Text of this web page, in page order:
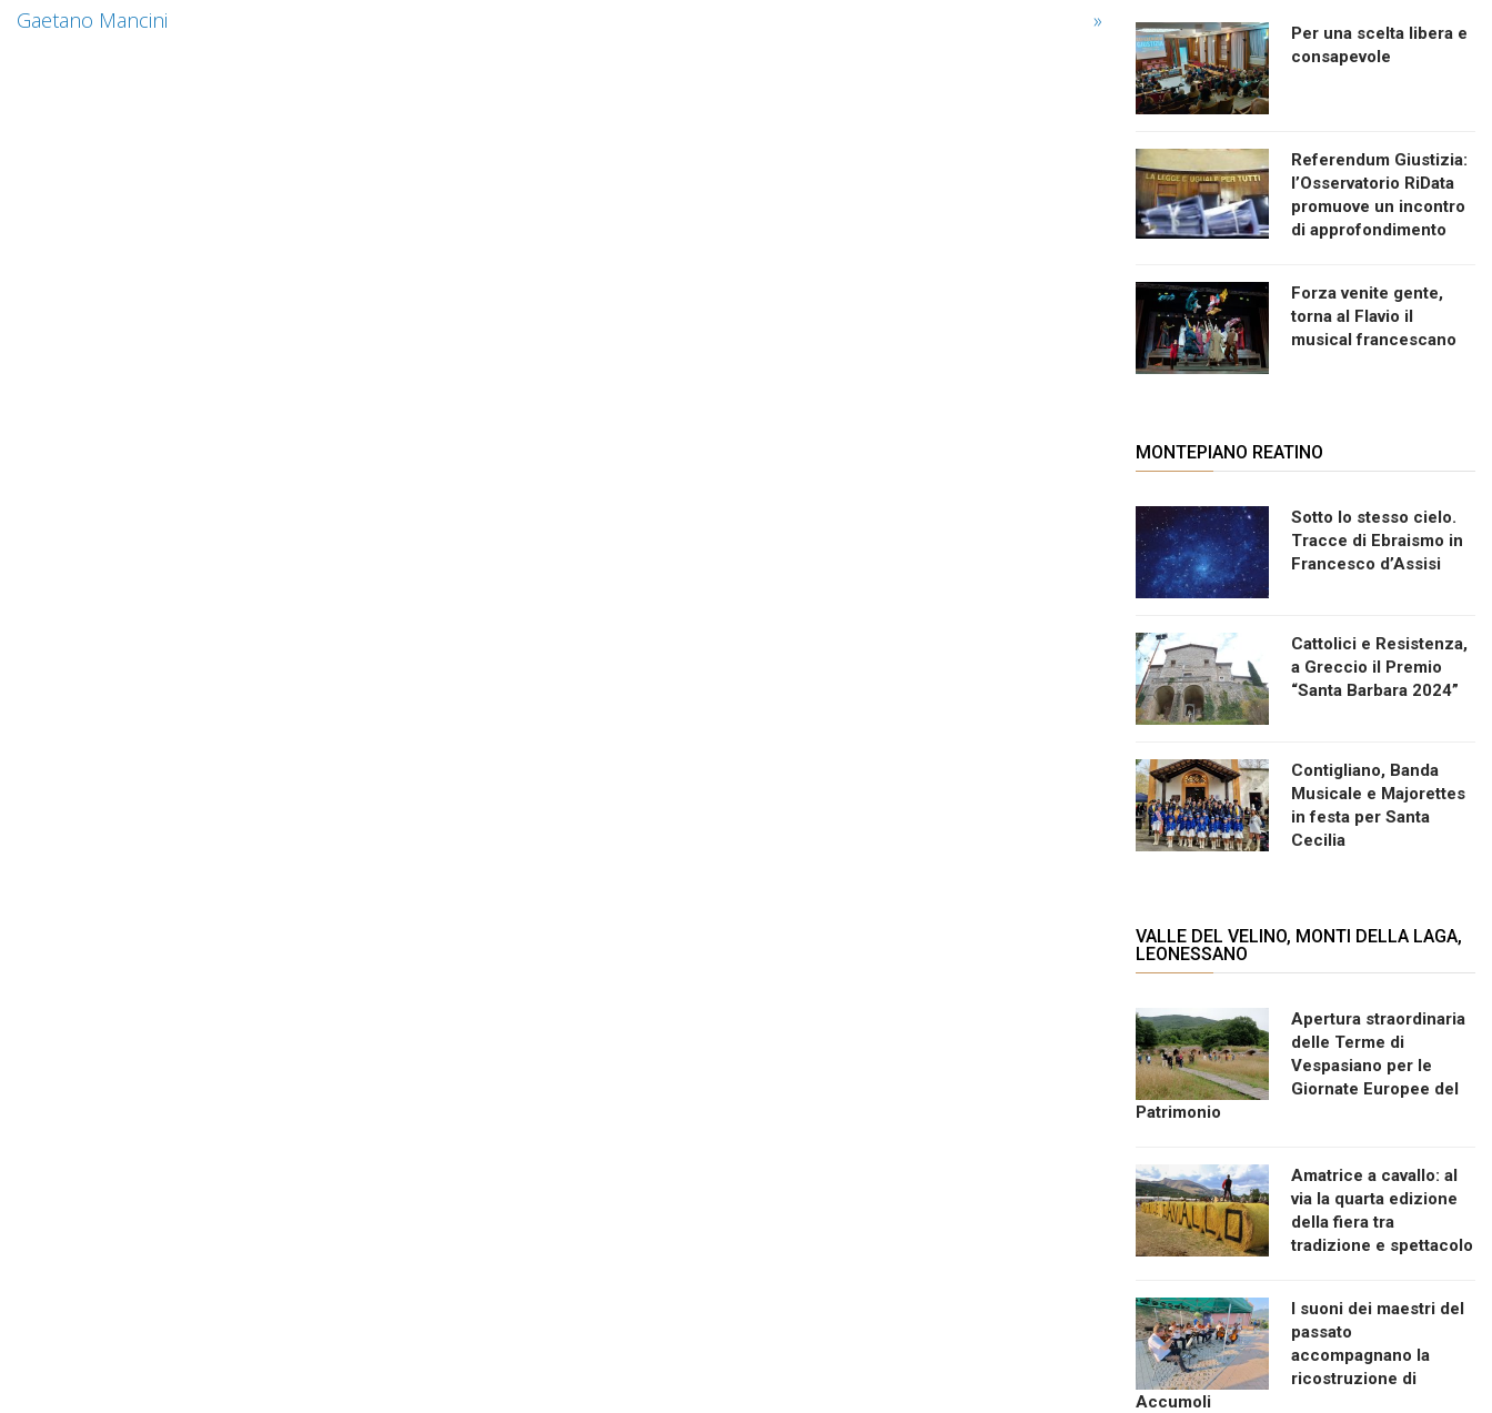
Gaetano Mancini
»
Per una scelta libera e
consapevole
Referendum Giustizia:
l’Osservatorio RiData
promuove un incontro
di approfondimento
Forza venite gente,
torna al Flavio il
musical francescano
MONTEPIANO REATINO
Sotto lo stesso cielo.
Tracce di Ebraismo in
Francesco d’Assisi
Cattolici e Resistenza,
a Greccio il Premio
“Santa Barbara 2024”
Contigliano, Banda
Musicale e Majorettes
in festa per Santa
Cecilia
VALLE DEL VELINO, MONTI DELLA LAGA,
LEONESSANO
Apertura straordinaria
delle Terme di
Vespasiano per le
Giornate Europee del
Patrimonio
Amatrice a cavallo: al
via la quarta edizione
della fiera tra
tradizione e spettacolo
I suoni dei maestri del
passato
accompagnano la
ricostruzione di
Accumoli